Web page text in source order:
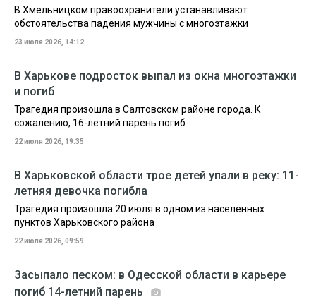
В Хмельницком правоохранители устанавливают
обстоятельства падения мужчины с многоэтажки
23 июля 2026, 14:12
В Харькове подросток выпал из окна многоэтажки
и погиб
Трагедия произошла в Салтовском районе города. К
сожалению, 16-летний парень погиб
22 июля 2026, 19:35
В Харьковской области трое детей упали в реку: 11-
летняя девочка погибла
Трагедия произошла 20 июля в одном из населённых
пунктов Харьковского района
22 июля 2026, 09:59
Засыпало песком: в Одесской области в карьере
погиб 14-летний парень